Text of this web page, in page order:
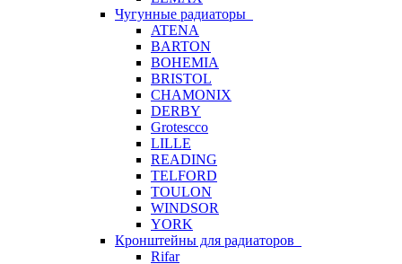
Чугунные радиаторы
ATENA
BARTON
BOHEMIA
BRISTOL
CHAMONIX
DERBY
Grotescco
LILLE
READING
TELFORD
TOULON
WINDSOR
YORK
Кронштейны для радиаторов
Rifar